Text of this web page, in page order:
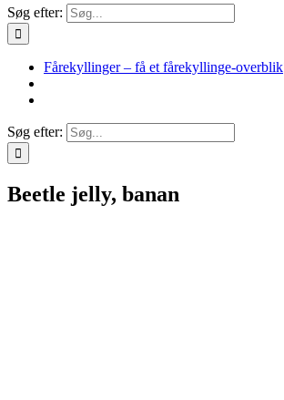
Søg efter:
Fårekyllinger – få et fårekyllinge-overblik
Søg efter:
Beetle jelly, banan